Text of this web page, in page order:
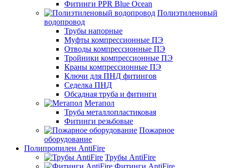
Фитинги PPR Blue Ocean
Полиэтиленовый
водопровод
Трубы напорные
Муфты компрессионные ПЭ
Отводы компрессионные ПЭ
Тройники компрессионные ПЭ
Краны компрессионные ПЭ
Ключи для ПНД фитингов
Седелка ПНД
Обсадная труба и фитинги
Метапол
Труба металлопластиковая
Фитинги резьбовые
Пожарное
оборудование
Полипропилен AntiFire
Трубы AntiFire
Фитинги AntiFire